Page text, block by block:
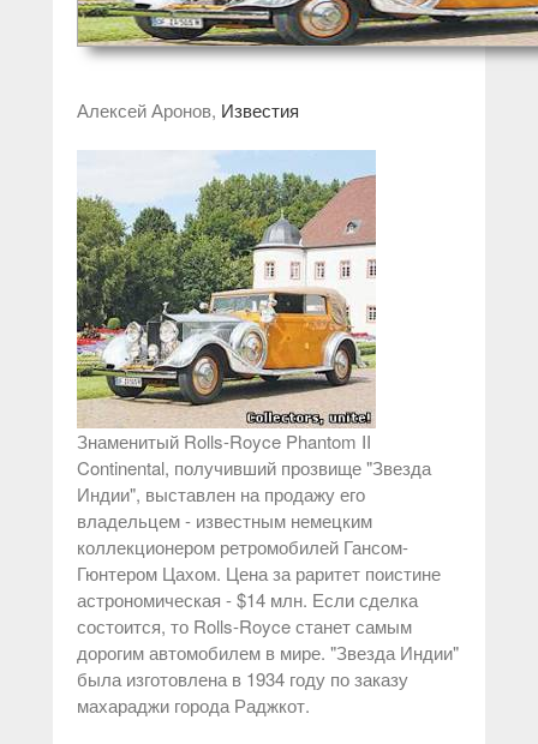
Алексей Аронов, Известия
Знаменитый Rolls-Royce Phantom II
Continental, получивший прозвище "Звезда
Индии", выставлен на продажу его
владельцем - известным немецким
коллекционером ретромобилей Гансом-
Гюнтером Цахом. Цена за раритет поистине
астрономическая - $14 млн. Если сделка
состоится, то Rolls-Royce станет самым
дорогим автомобилем в мире. "Звезда Индии"
была изготовлена в 1934 году по заказу
махараджи города Раджкот.